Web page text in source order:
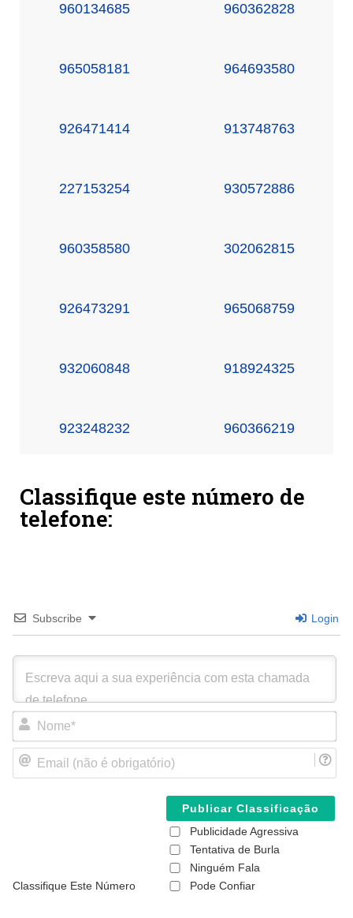
960134685 960362828
965058181 964693580
926471414 913748763
227153254 930572886
960358580 302062815
926473291 965068759
932060848 918924325
923248232 960366219
Classifique este número de
telefone:
Subscribe Login
N
m
a
Classifique Este Número
Publicidade Agressiva
Tentativa de Burla
Ninguém Fala
Pode Confiar